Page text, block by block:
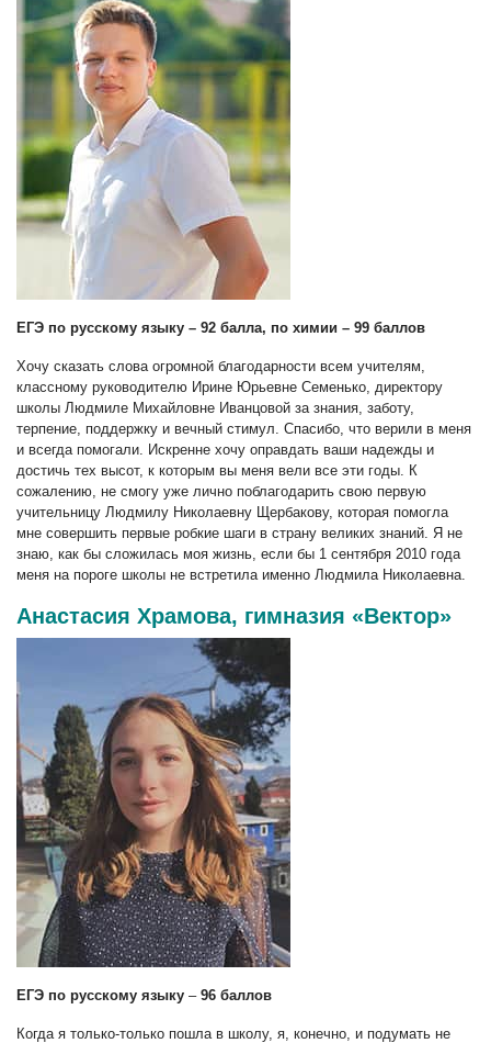
ЕГЭ по русскому языку – 92 балла, по химии – 99 баллов
Хочу сказать слова огромной благодарности всем учителям,
классному руководителю Ирине Юрьевне Семенько, директору
школы Людмиле Михайловне Иванцовой за знания, заботу,
терпение, поддержку и вечный стимул. Спасибо, что верили в меня
и всегда помогали. Искренне хочу оправдать ваши надежды и
достичь тех высот, к которым вы меня вели все эти годы. К
сожалению, не смогу уже лично поблагодарить свою первую
учительницу Людмилу Николаевну Щербакову, которая помогла
мне совершить первые робкие шаги в страну великих знаний. Я не
знаю, как бы сложилась моя жизнь, если бы 1 сентября 2010 года
меня на пороге школы не встретила именно Людмила Николаевна.
Анастасия Храмова, гимназия «Вектор»
ЕГЭ по русскому языку –96 баллов
Когда я только-только пошла в школу, я, конечно, и подумать не